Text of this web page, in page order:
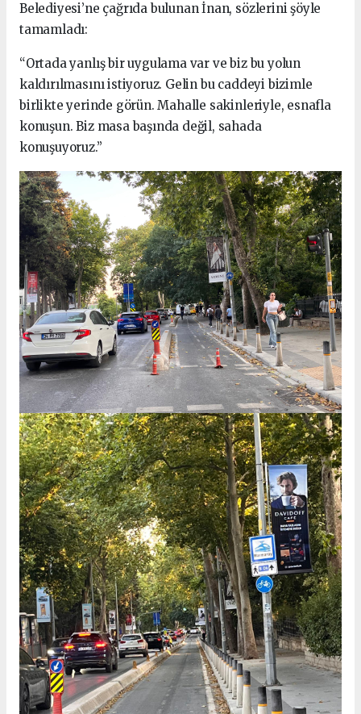
Belediyesi’ne çağrıda bulunan İnan, sözlerini şöyle
tamamladı:
“Ortada yanlış bir uygulama var ve biz bu yolun
kaldırılmasını istiyoruz. Gelin bu caddeyi bizimle
birlikte yerinde görün. Mahalle sakinleriyle, esnafla
konuşun. Biz masa başında değil, sahada
konuşuyoruz.”